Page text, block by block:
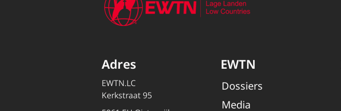
Adres
EWTN.LC
Kerkstraat 95
EWTN
Dossiers
Media